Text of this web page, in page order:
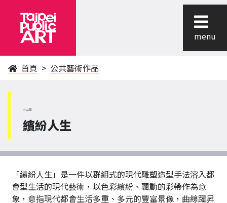
menu
首頁 公共藝術作品
中山區
繽紛人生
「繽紛人生」是一件以群組式的現代雕塑造型手法溶入都
會型生活的現代藝術，以色彩繽紛、飄動的彩帶作為意
象，意指現代都會生活多重、多元的豐富景像，曲線躍昇